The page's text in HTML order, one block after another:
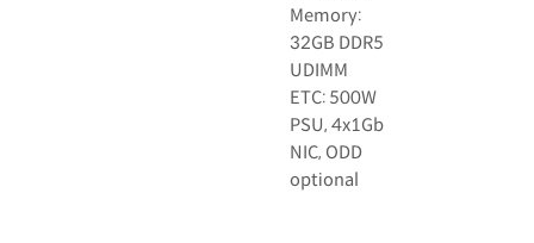
Memory:
32GB DDR5
UDIMM
ETC: 500W
PSU, 4x1Gb
NIC, ODD
optional